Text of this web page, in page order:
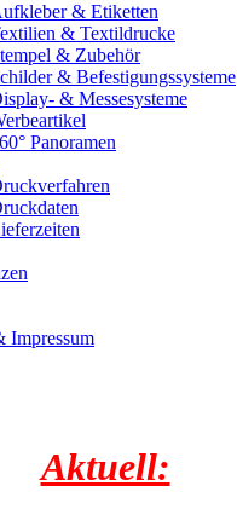
& Etiketten
& Textildrucke
& Zubehör
& Befestigungssysteme
& Messesysteme
Panoramen
Impressum
Aktuell: